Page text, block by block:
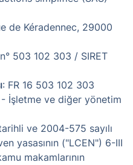
de Kéradennec, 29000
503 102 303 / SIRET
: FR 16 503 102 303
İşletme ve diğer yönetim
ve 2004-575 sayılı
yasasının ("LCEN") 6-III
makamlarının